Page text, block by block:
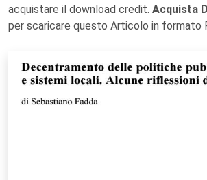
acquistare il download credit. Acquista
per scaricare questo Articolo in formato